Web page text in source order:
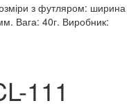
з футляром: ширина
Вага: 40г. Виробник:
111